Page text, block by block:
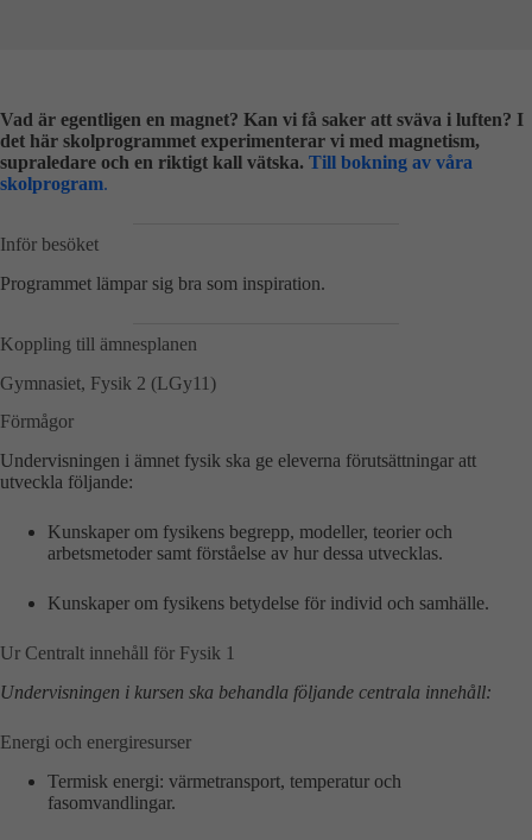
Vad är egentligen en magnet? Kan vi få saker att sväva i luften? I
det här skolprogrammet experimenterar vi med magnetism,
supraledare och en riktigt kall vätska. Till bokning av våra
skolprogram.
Inför besöket
Programmet lämpar sig bra som inspiration.
Koppling till ämnesplanen
Gymnasiet, Fysik 2 (LGy11)
Förmågor
Undervisningen i ämnet fysik ska ge eleverna förutsättningar att
utveckla följande:
Kunskaper om fysikens begrepp, modeller, teorier och
arbetsmetoder samt förståelse av hur dessa utvecklas.
Kunskaper om fysikens betydelse för individ och samhälle.
Ur Centralt innehåll för Fysik 1
Undervisningen i kursen ska behandla följande centrala innehåll:
Energi och energiresurser
Termisk energi: värmetransport, temperatur och
fasomvandlingar.